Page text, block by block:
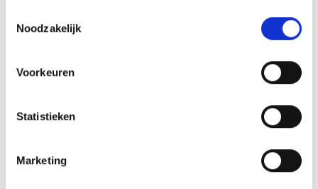
Noodzakelijk
Voorkeuren
Statistieken
Marketing
Beschrijving
Panasonic Afstandsbediening. 100% geschikt voor alle